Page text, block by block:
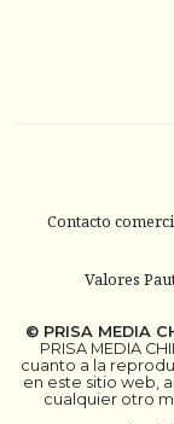
Contacto
Valores
© PRISA MEDIA
PRISA MEDIA
cuanto a la
en este sitio web,
cualquier otro